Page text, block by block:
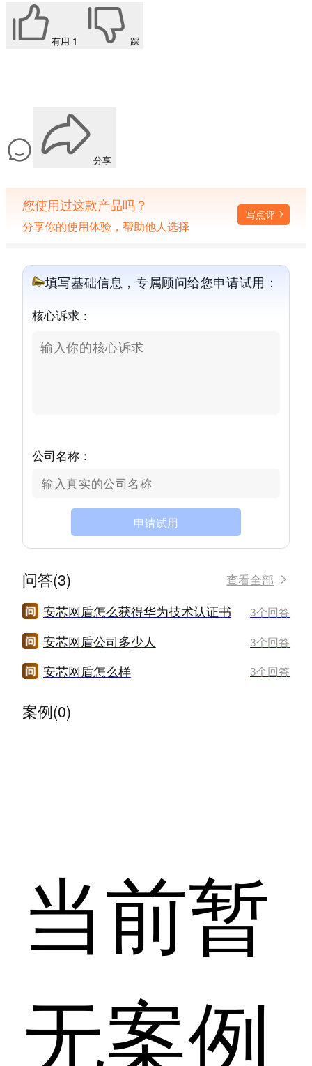
有用 1 踩
分享
您使用过这款产品吗？
分享你的使用体验，帮助他人选择
写点评
填写基础信息，专属顾问给您申请试用：
核心诉求：
公司名称：
申请试用
问答(3) 查看全部
安芯网盾怎么获得华为技术认证书 3个回答
安芯网盾公司多少人 3个回答
安芯网盾怎么样 3个回答
案例(0)
当前暂
无案例